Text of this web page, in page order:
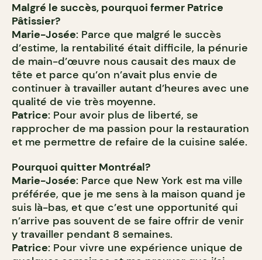
Malgré le succès, pourquoi fermer Patrice
Pâtissier?
Marie-Josée: Parce que malgré le succès
d’estime, la rentabilité était difficile, la pénurie
de main-d’œuvre nous causait des maux de
tête et parce qu’on n’avait plus envie de
continuer à travailler autant d’heures avec une
qualité de vie très moyenne.
Patrice: Pour avoir plus de liberté, se
rapprocher de ma passion pour la restauration
et me permettre de refaire de la cuisine salée.
Pourquoi quitter Montréal?
Marie-Josée: Parce que New York est ma ville
préférée, que je me sens à la maison quand je
suis là-bas, et que c’est une opportunité qui
n’arrive pas souvent de se faire offrir de venir
y travailler pendant 8 semaines.
Patrice: Pour vivre une expérience unique de